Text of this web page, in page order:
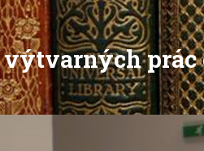
prác